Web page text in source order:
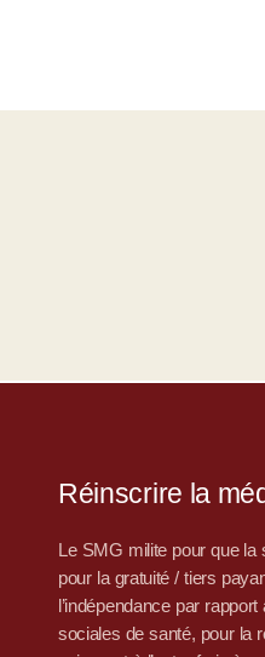
Réinscrire la
Le SMG milite pour que la
pour la gratuité / tiers
l’indépendance par
sociales de santé, pour la